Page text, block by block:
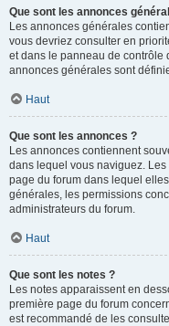
Que sont les annonces
Les annonces générales
vous devriez consulter en
et dans le panneau de contrôle
annonces générales sont
Haut
Que sont les annonces ?
Les annonces contiennent
dans lequel vous naviguez.
page du forum dans lequel
générales, les permissions
administrateurs du forum.
Haut
Que sont les notes ?
Les notes apparaissent en
première page du forum
est recommandé de les